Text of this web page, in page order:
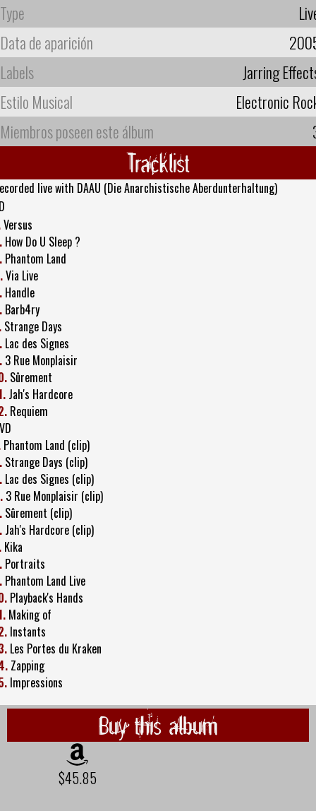
Type
Data de aparición
Labels
Jarring
Estilo Musical
Electronic
Miembros poseen este álbum
Tracklist
live with DAAU (Die Anarchistische Aberdunterhaltung)
Versus
How Do U Sleep ?
Phantom Land
Via Live
Handle
Barb4ry
Strange Days
Lac des Signes
3 Rue Monplaisir
Sûrement
Jah's Hardcore
Requiem
Phantom Land (clip)
Strange Days (clip)
Lac des Signes (clip)
3 Rue Monplaisir (clip)
Sûrement (clip)
Jah's Hardcore (clip)
Kika
Portraits
Phantom Land Live
Playback's Hands
Making of
Instants
Les Portes du Kraken
Zapping
Impressions
Buy this album
$45.85